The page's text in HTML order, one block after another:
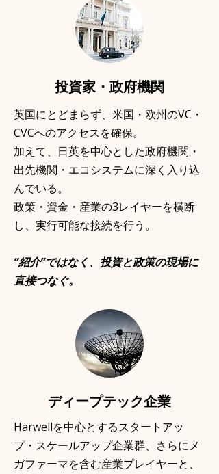
投資家・政府機関
英国にとどまらず、米国・欧州のVC・
CVCへのアクセスを確保。
加えて、日英を中心とした政府機関・
出先機関・エコシステムに深く入り込
んでいる。
政策・資金・産業の3レイヤーを横断
し、実行可能な接続を行う。
“紹介”ではなく、投資と政策の現場に
直接つなぐ。
ディープテック企業
Harwellを中心とするスタートアッ
プ・スケールアップ企業群、さらにメ
ガファーマを含む産業プレイヤーと、